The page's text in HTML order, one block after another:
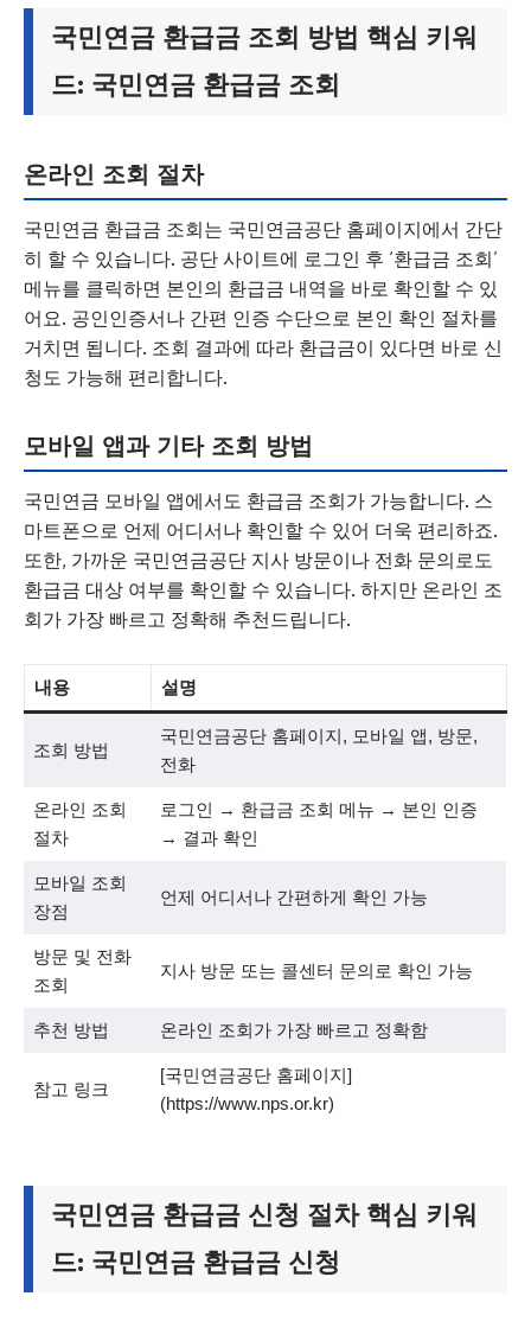
국민연금 환급금 조회 방법 핵심 키워
드: 국민연금 환급금 조회
온라인 조회 절차
국민연금 환급금 조회는 국민연금공단 홈페이지에서 간단
히 할 수 있습니다. 공단 사이트에 로그인 후 ‘환급금 조회’
메뉴를 클릭하면 본인의 환급금 내역을 바로 확인할 수 있
어요. 공인인증서나 간편 인증 수단으로 본인 확인 절차를
거치면 됩니다. 조회 결과에 따라 환급금이 있다면 바로 신
청도 가능해 편리합니다.
모바일 앱과 기타 조회 방법
국민연금 모바일 앱에서도 환급금 조회가 가능합니다. 스
마트폰으로 언제 어디서나 확인할 수 있어 더욱 편리하죠.
또한, 가까운 국민연금공단 지사 방문이나 전화 문의로도
환급금 대상 여부를 확인할 수 있습니다. 하지만 온라인 조
회가 가장 빠르고 정확해 추천드립니다.
내용 설명
조회 방법
국민연금공단 홈페이지, 모바일 앱, 방문,
전화
온라인 조회
절차
로그인 → 환급금 조회 메뉴 → 본인 인증
→ 결과 확인
모바일 조회
장점
언제 어디서나 간편하게 확인 가능
방문 및 전화
조회
지사 방문 또는 콜센터 문의로 확인 가능
추천 방법 온라인 조회가 가장 빠르고 정확함
참고 링크
[국민연금공단 홈페이지]
(https://www.nps.or.kr)
국민연금 환급금 신청 절차 핵심 키워
드: 국민연금 환급금 신청